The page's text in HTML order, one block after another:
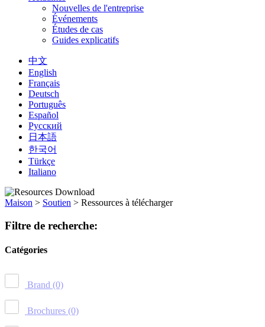
Nouvelles de l'entreprise
Événements
Études de cas
Guides explicatifs
中文
English
Français
Deutsch
Português
Español
Русский
日本語
한국어
Türkçe
Italiano
Maison > Soutien > Ressources à télécharger
Filtre de recherche:
Catégories
Brand (0)
Brochures (0)